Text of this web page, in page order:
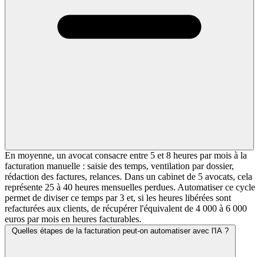
En moyenne, un avocat consacre entre 5 et 8 heures par mois à la
facturation manuelle : saisie des temps, ventilation par dossier,
rédaction des factures, relances. Dans un cabinet de 5 avocats, cela
représente 25 à 40 heures mensuelles perdues. Automatiser ce cycle
permet de diviser ce temps par 3 et, si les heures libérées sont
refacturées aux clients, de récupérer l'équivalent de 4 000 à 6 000
euros par mois en heures facturables.
Quelles étapes de la facturation peut-on automatiser avec l'IA ?